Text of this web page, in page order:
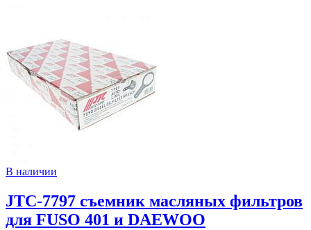
В наличии
JTC-7797 съемник масляных фильтров
для FUSO 401 и DAEWOO